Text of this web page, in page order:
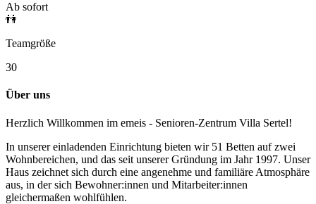
Ab sofort
👫
Teamgröße
30
Über uns
Herzlich Willkommen im emeis - Senioren-Zentrum Villa Sertel!
In unserer einladenden Einrichtung bieten wir 51 Betten auf zwei
Wohnbereichen, und das seit unserer Gründung im Jahr 1997. Unser
Haus zeichnet sich durch eine angenehme und familiäre Atmosphäre
aus, in der sich Bewohner:innen und Mitarbeiter:innen
gleichermaßen wohlfühlen.